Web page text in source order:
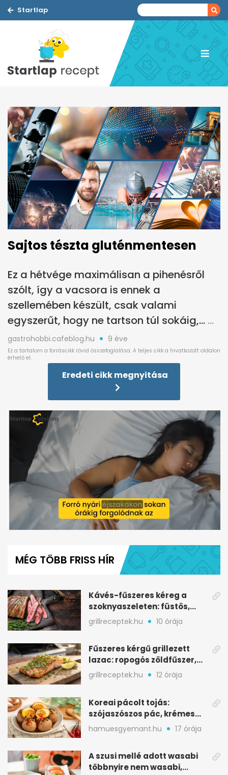
Startlap
Sajtos tészta gluténmentesen
Ez a hétvége maximálisan a pihenésről
szólt, így a vacsora is ennek a
szellemében készült, csak valami
egyszerűt, hogy ne tartson túl sokáig,...
gastrohobbi.cafeblog.hu 9 éve
Eredeti cikk megnyitása
minute,
MÉG TÖBB FRISS HÍR
Kávés-fűszeres kéreg a
szoknyaszeleten: füstös,
csokoládés mélység
grillreceptek.hu 10 órája
Fűszeres kérgű grillezett
lazac: ropogós zöldfűszer,
szaftos belső
grillreceptek.hu 12 órája
Koreai pácolt tojás:
szójaszószos pác, krémes
sárgája, pár óra alatt
hamuesgyemant.hu 17 órája
A szusi mellé adott wasabi
többnyire nem wasabi,